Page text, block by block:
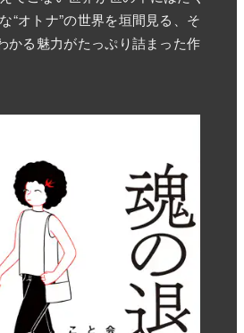
“オトナ”の世界を垣間見る、そ
かる魅力がたっぷり詰まった作